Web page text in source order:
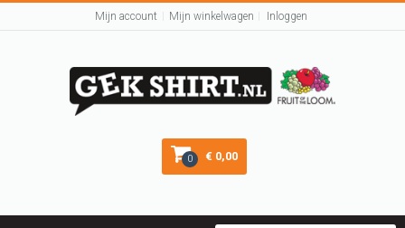
Mijn account Mijn winkelwagen Inloggen
0 € 0,00